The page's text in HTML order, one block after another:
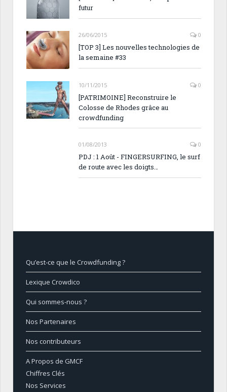
futur
26/06/2015 0
[TOP 3] Les nouvelles technologies de
la semaine #33
10/11/2015 0
[PATRIMOINE] Reconstruire le
Colosse de Rhodes grâce au
crowdfunding
01/08/2013 0
PDJ : 1 Août - FINGERSURFING, le surf
de route avec les doigts…
Qu’est-ce que le Crowdfunding ?
Lexique Crowdico
Qui sommes-nous ?
Nos Partenaires
Nos contributeurs
A Propos de GMCF
Chiffres Clés
Nos Services